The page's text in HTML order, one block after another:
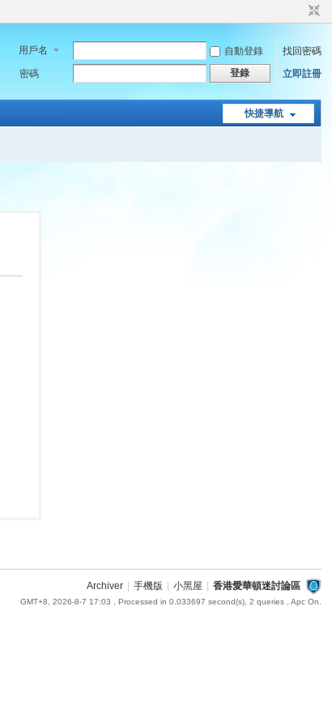
用戶名 自動登錄
找回密碼
密碼
登錄 立即註冊
快捷導航
Archiver 手機版 小黑屋 香港愛華頓迷討論區
GMT+8, 2026-8-7 17:03 , Processed in 0.033697 second(s), 2 queries , Apc On.